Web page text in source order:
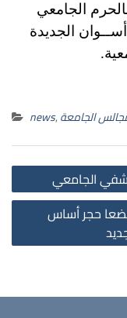
الجامعي
الجديدة
news,الجامعة
الجامعي
حجر أساس